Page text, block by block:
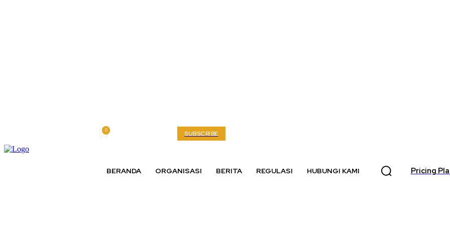
0 SUBSCRIBE
BERANDA ORGANISASI BERITA REGULASI HUBUNGI KAMI Pricing